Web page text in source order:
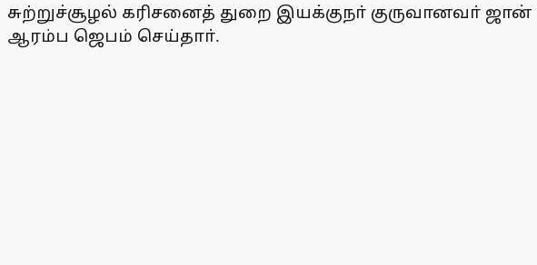
சுற்றுச்சூழல் கரிசனைத் துறை இயக்குநா் குருவானவா்
ஆரம்ப ஜெபம் செய்தாா்.